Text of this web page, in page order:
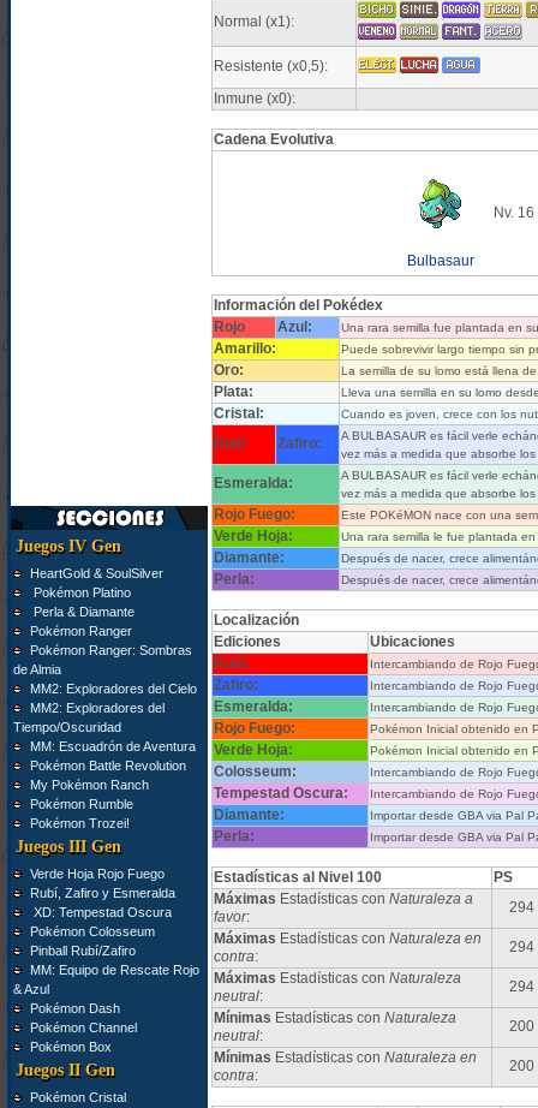
Juegos IV Gen
HeartGold & SoulSilver
Pokémon Platino
Perla & Diamante
Pokémon Ranger
Pokémon Ranger: Sombras
de Almia
MM2: Exploradores del Cielo
MM2: Exploradores del
Tiempo/Oscuridad
MM: Escuadrón de Aventura
Pokémon Battle Revolution
My Pokémon Ranch
Pokémon Rumble
Pokémon Trozei!
Juegos III Gen
Verde Hoja Rojo Fuego
Rubí, Zafiro y Esmeralda
XD: Tempestad Oscura
Pokémon Colosseum
Pinball Rubí/Zafiro
MM: Equipo de Rescate Rojo
& Azul
Pokémon Dash
Pokémon Channel
Pokémon Box
Juegos II Gen
Pokémon Cristal
Normal (x1):
Resistente (x0,5):
Inmune (x0):
Cadena Evolutiva
Bulbasaur
Nv. 16
Información del Pokédex
Rojo
Azul: Una rara semilla fue plantada en
Amarillo: Puede sobrevivir largo tiempo sin
Oro: La semilla de su lomo está llena
Plata: Lleva una semilla en su lomo
Cristal: Cuando es joven, crece con los
Rubí Zafiro:
A BULBASAUR es fácil verle
vez más a medida que absorbe
Esmeralda:
A BULBASAUR es fácil verle
vez más a medida que absorbe
Rojo Fuego: Este POKéMON nace con una
Verde Hoja: Una rara semilla le fue plantada
Diamante: Después de nacer, crece
Perla: Después de nacer, crece
Localización
Ediciones
Ubicaciones
Rubí:
Intercambiando de Rojo
Zafiro: Intercambiando de Rojo
Esmeralda: Intercambiando de Rojo
Rojo Fuego: Pokémon Inicial obtenido en
Verde Hoja: Pokémon Inicial obtenido en
Colosseum: Intercambiando de Rojo
Tempestad Oscura: Intercambiando de Rojo
Diamante: Importar desde GBA via Pal
Perla: Importar desde GBA via Pal
Estadísticas al Nivel 100
PS
Máximas Estadísticas con Naturaleza a
favor:
294
Máximas Estadísticas con Naturaleza en
contra:
294
Máximas Estadísticas con Naturaleza
neutral:
294
Mínimas Estadísticas con Naturaleza
neutral:
200
Mínimas Estadísticas con Naturaleza en
contra:
200